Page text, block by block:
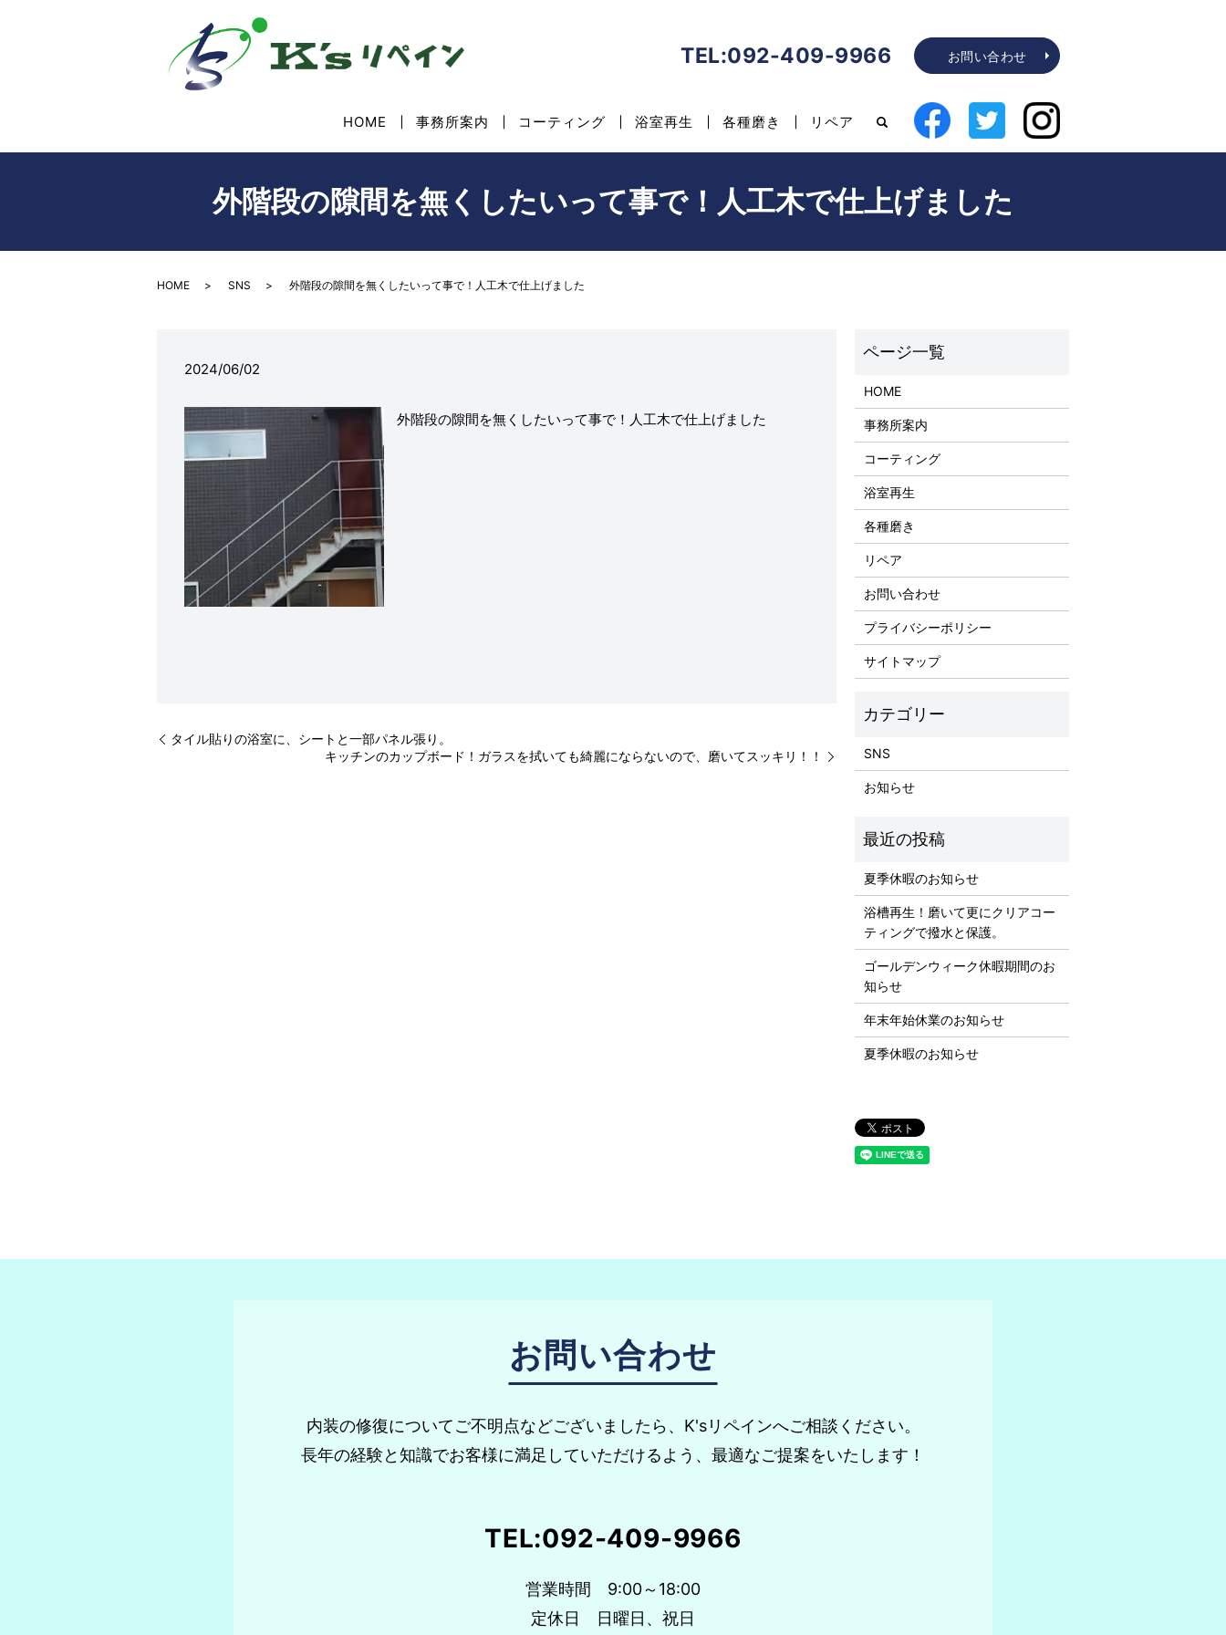
HOME 事務所案内 コーティング 浴室再生 各種磨き リペア
TEL:092-409-9966 お問い合わせ
外階段の隙間を無くしたいって事で！人工木で仕上げました
HOME SNS 外階段の隙間を無くしたいって事で！人工木で仕上げました
2024/06/02
外階段の隙間を無くしたいって事で！人工木で仕上げました
タイル貼りの浴室に、シートと一部パネル張り。
キッチンのカップボード！ガラスを拭いても綺麗にならないので、磨いてスッキリ！！
HOME
事務所案内
コーティング
浴室再生
各種磨き
リペア
お問い合わせ
プライバシーポリシー
サイトマップ
SNS
お知らせ
夏季休暇のお知らせ
浴槽再生！磨いて更にクリアコー
ティングで撥水と保護。
ゴールデンウィーク休暇期間のお
知らせ
年末年始休業のお知らせ
夏季休暇のお知らせ
お問い合わせ
内装の修復についてご不明点などございましたら、K'sリペインへご相談ください。
長年の経験と知識でお客様に満足していただけるよう、最適なご提案をいたします！
TEL:092-409-9966
営業時間 9:00～18:00
定休日 日曜日、祝日